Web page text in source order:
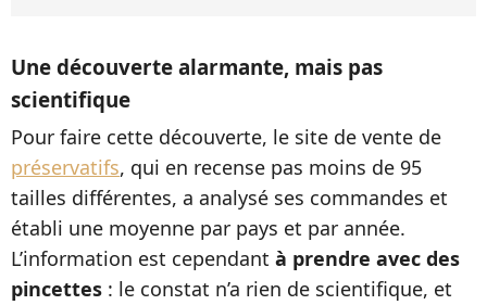
Une découverte alarmante, mais pas
scientifique
Pour faire cette découverte, le site de vente de
préservatifs, qui en recense pas moins de 95
tailles différentes, a analysé ses commandes et
établi une moyenne par pays et par année.
L’information est cependant à prendre avec des
pincettes : le constat n’a rien de scientifique, et